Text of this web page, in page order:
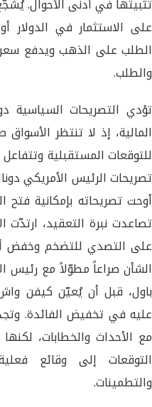
تثبيتها في أدنى الأحوال.
على الاستثمار في الدولار
الطلب على الذهب ويدفع
والطلب.
تؤدي التصريحات السياسية
المالية، إذ لا تنتظر
للتوقعات المستقبلية
تصريحات الرئيس الأمريكي
أوحت تصريحاته بإمكانية
تصاعدت نبرة التعقيد، ارتدّت
على التصدي للتضخم وخفض
الشأن صراعاً مطوّلاً مع رئيس
باول، قبل أن يُعيّن كيفن
عليه في تخفيض الفائدة.
مع الأحداث والخطابات،
التوقعات إلى وقائع
والتطمينات.